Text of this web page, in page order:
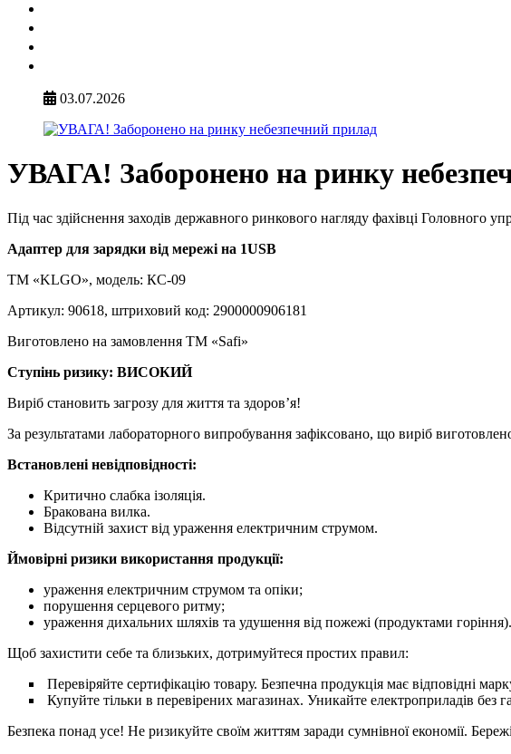
03.07.2026
УВАГА! Заборонено на ринку
Під час здійснення заходів державного ринкового нагляду фахівці
Адаптер для зарядки від мережі на 1USB
ТМ «KLGO», модель: КС-09
Артикул: 90618, штриховий код: 2900000906181
Виготовлено на замовлення ТМ «Safi»
Ступінь ризику: ВИСОКИЙ
Виріб становить загрозу для життя та здоров’я!
За результатами лабораторного випробування зафіксовано, що виріб
Встановлені невідповідності:
Критично слабка ізоляція.
Бракована вилка.
Відсутній захист від ураження електричним струмом.
Ймовірні ризики використання продукції:
ураження електричним струмом та опіки;
порушення серцевого ритму;
ураження дихальних шляхів та удушення від пожежі (продуктами горіння).
Щоб захистити себе та близьких, дотримуйтеся простих правил:
Перевіряйте сертифікацію товару. Безпечна продукція має відповідні
Купуйте тільки в перевірених магазинах. Уникайте електроприладів без
Безпека понад усе! Не ризикуйте своїм життям заради сумнівної економії.